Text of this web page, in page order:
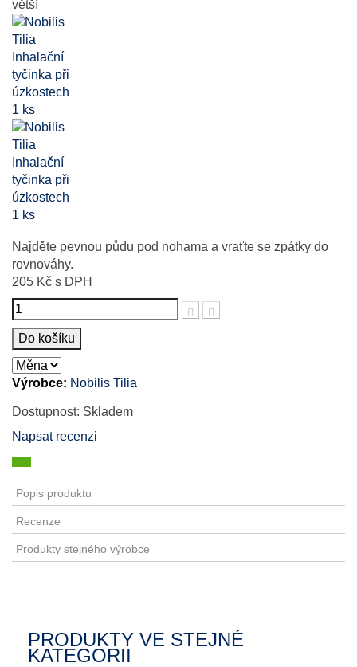
větší
Najděte pevnou půdu pod nohama a vraťte se zpátky do
rovnováhy.
205 Kč s DPH
Počet
Do košíku
Výrobce: Nobilis Tilia
Dostupnost: Skladem
Napsat recenzi
Sdílet
Popis produktu
Recenze
Produkty stejného výrobce
PRODUKTY VE STEJNÉ
KATEGORII